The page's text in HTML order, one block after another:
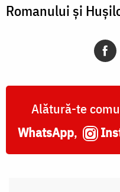
Romanului şi
Alătură-te
WhatsApp,